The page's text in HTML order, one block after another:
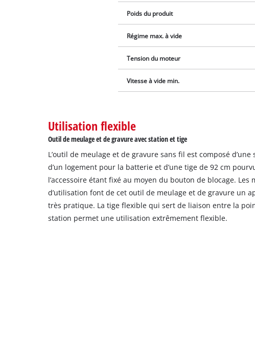
Poids du produit
Régime max. à vide
Tension du moteur
Vitesse à vide min.
Utilisation flexible
Outil de meulage et de gravure avec station et tige
L’outil de meulage et de gravure sans fil est composé
d’un logement pour la batterie et d’une tige de 92 cm
l’accessoire étant fixé au moyen du bouton de blocage.
d’utilisation font de cet outil de meulage et de gravure un
très pratique. La tige flexible qui sert de liaison entre la
station permet une utilisation extrêmement flexible.